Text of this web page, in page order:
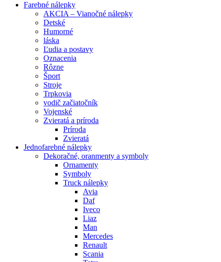
Farebné nálepky
AKCIA – Vianočné nálepky
Detské
Humorné
láska
Ľudia a postavy
Oznacenia
Rôzne
Šport
Stroje
Trpkovia
vodič začiatočník
Vojenské
Zvieratá a príroda
Príroda
Zvieratá
Jednofarebné nálepky
Dekoračné, oranmenty a symboly
Ornamenty
Symboly
Truck nálepky
Avia
Daf
Iveco
Liaz
Man
Mercedes
Renault
Scania